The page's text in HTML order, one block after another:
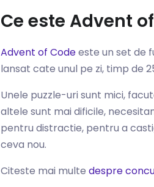
Ce este Advent
Advent of Codeeste un set de
lansat cate unul pe zi, timp de
Unele puzzle-uri sunt mici,
altele sunt mai dificile,
pentru distractie, pentru a
ceva nou.
Citeste mai multe despre